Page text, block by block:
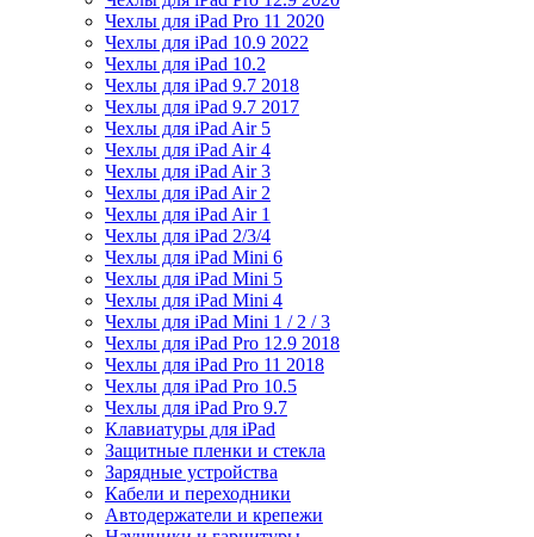
Чехлы для iPad Pro 11 2020
Чехлы для iPad 10.9 2022
Чехлы для iPad 10.2
Чехлы для iPad 9.7 2018
Чехлы для iPad 9.7 2017
Чехлы для iPad Air 5
Чехлы для iPad Air 4
Чехлы для iPad Air 3
Чехлы для iPad Air 2
Чехлы для iPad Air 1
Чехлы для iPad 2/3/4
Чехлы для iPad Mini 6
Чехлы для iPad Mini 5
Чехлы для iPad Mini 4
Чехлы для iPad Mini 1 / 2 / 3
Чехлы для iPad Pro 12.9 2018
Чехлы для iPad Pro 11 2018
Чехлы для iPad Pro 10.5
Чехлы для iPad Pro 9.7
Клавиатуры для iPad
Защитные пленки и стекла
Зарядные устройства
Кабели и переходники
Автодержатели и крепежи